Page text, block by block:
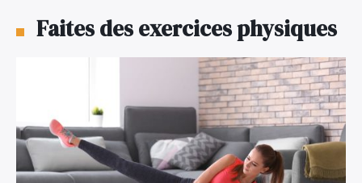
Faites des exercices physiques